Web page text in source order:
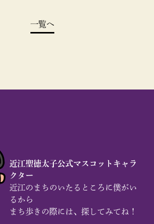
一覧へ
近江聖徳太子公式マスコットキャラ
クター
近江のまちのいたるところに僕がい
るから
まち歩きの際には、探してみてね！